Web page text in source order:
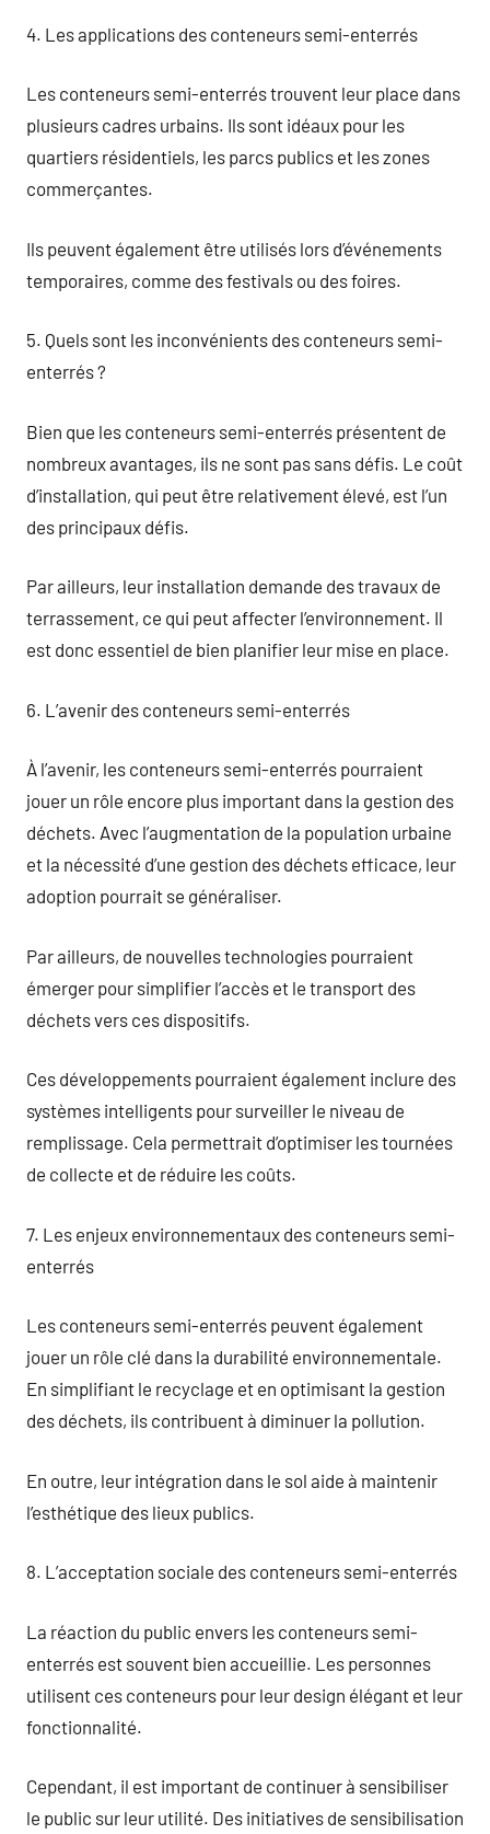
4. Les applications des conteneurs semi-enterrés
Les conteneurs semi-enterrés trouvent leur place dans
plusieurs cadres urbains. Ils sont idéaux pour les
quartiers résidentiels, les parcs publics et les zones
commerçantes.
Ils peuvent également être utilisés lors d’événements
temporaires, comme des festivals ou des foires.
5. Quels sont les inconvénients des conteneurs semi-
enterrés ?
Bien que les conteneurs semi-enterrés présentent de
nombreux avantages, ils ne sont pas sans défis. Le coût
d’installation, qui peut être relativement élevé, est l’un
des principaux défis.
Par ailleurs, leur installation demande des travaux de
terrassement, ce qui peut affecter l’environnement. Il
est donc essentiel de bien planifier leur mise en place.
6. L’avenir des conteneurs semi-enterrés
À l’avenir, les conteneurs semi-enterrés pourraient
jouer un rôle encore plus important dans la gestion des
déchets. Avec l’augmentation de la population urbaine
et la nécessité d’une gestion des déchets efficace, leur
adoption pourrait se généraliser.
Par ailleurs, de nouvelles technologies pourraient
émerger pour simplifier l’accès et le transport des
déchets vers ces dispositifs.
Ces développements pourraient également inclure des
systèmes intelligents pour surveiller le niveau de
remplissage. Cela permettrait d’optimiser les tournées
de collecte et de réduire les coûts.
7. Les enjeux environnementaux des conteneurs semi-
enterrés
Les conteneurs semi-enterrés peuvent également
jouer un rôle clé dans la durabilité environnementale.
En simplifiant le recyclage et en optimisant la gestion
des déchets, ils contribuent à diminuer la pollution.
En outre, leur intégration dans le sol aide à maintenir
l’esthétique des lieux publics.
8. L’acceptation sociale des conteneurs semi-enterrés
La réaction du public envers les conteneurs semi-
enterrés est souvent bien accueillie. Les personnes
utilisent ces conteneurs pour leur design élégant et leur
fonctionnalité.
Cependant, il est important de continuer à sensibiliser
le public sur leur utilité. Des initiatives de sensibilisation